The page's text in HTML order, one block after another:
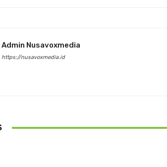
Admin Nusavoxmedia
https://nusavoxmedia.id